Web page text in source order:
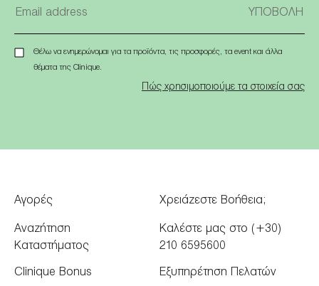
Θέλω να ενημερώνομαι για τα προϊόντα, τις προσφορές, τα event και άλλα
θέματα της Clinique.
Πώς χρησιμοποιούμε τα στοιχεία σας
Αγορές
Αναζήτηση
Καταστήματος
Clinique Bonus
Χρειάζεστε Βοήθεια;
Καλέστε μας στο (+30)
210 6595600
Εξυπηρέτηση Πελατών